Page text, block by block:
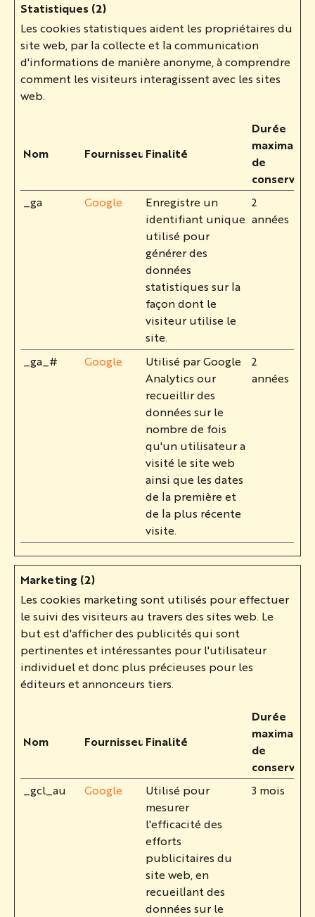
Statistiques (2)
Les cookies statistiques aident les propriétaires du
site web, par la collecte et la communication
d'informations de manière anonyme, à comprendre
comment les visiteurs interagissent avec les sites
web.
Nom FournisseurFinalité
Durée
maximale
de
_ga
Google
Enregistre un
identifiant unique
utilisé pour
générer des
données
statistiques sur la
façon dont le
visiteur utilise le
site.
2
années
_ga_# Google
Utilisé par Google
Analytics our
recueillir des
données sur le
nombre de fois
qu'un utilisateur a
visité le site web
ainsi que les dates
de la première et
de la plus récente
visite.
2
années
Marketing (2)
Les cookies marketing sont utilisés pour effectuer
le suivi des visiteurs au travers des sites web. Le
but est d'afficher des publicités qui sont
pertinentes et intéressantes pour l'utilisateur
individuel et donc plus précieuses pour les
éditeurs et annonceurs tiers.
Nom FournisseurFinalité
Durée
maximale
de
_gcl_au
Google
Utilisé pour
mesurer
l'efficacité des
efforts
publicitaires du
site web, en
recueillant des
données sur le
3 mois